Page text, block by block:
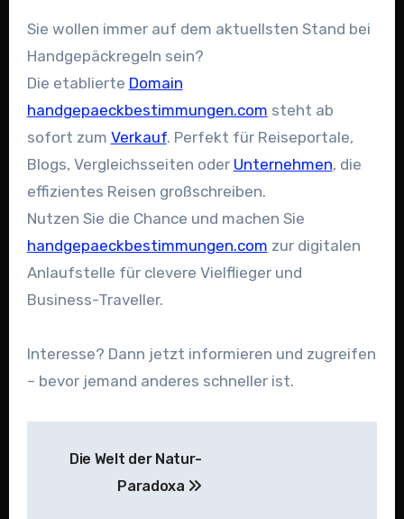
Sie wollen immer auf dem aktuellsten Stand bei
Handgepäckregeln sein?
Die etablierte Domain
handgepaeckbestimmungen.com steht ab
sofort zum Verkauf. Perfekt für Reiseportale,
Blogs, Vergleichsseiten oder Unternehmen, die
effizientes Reisen großschreiben.
Nutzen Sie die Chance und machen Sie
handgepaeckbestimmungen.com zur digitalen
Anlaufstelle für clevere Vielflieger und
Business-Traveller.
Interesse? Dann jetzt informieren und zugreifen
– bevor jemand anderes schneller ist.
Die Welt der Natur-
Paradoxa